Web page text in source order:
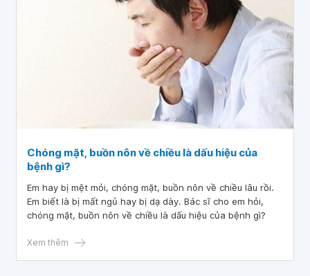
nôn cảnh báo bệnh gì? Cảm ơn bác sĩ!
Chóng mặt, buồn nôn về chiều là dấu hiệu của
bệnh gì?
Em hay bị mệt mỏi, chóng mặt, buồn nôn về chiều lâu rồi.
Em biết là bị mất ngủ hay bị dạ dày. Bác sĩ cho em hỏi,
chóng mặt, buồn nôn về chiều là dấu hiệu của bệnh gì?
Xem thêm